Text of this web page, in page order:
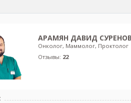
АРАМЯН ДАВИД
Онколог, Маммолог, Проктолог
Отзывы: 22